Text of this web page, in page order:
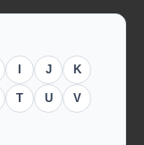
I J K
T U V